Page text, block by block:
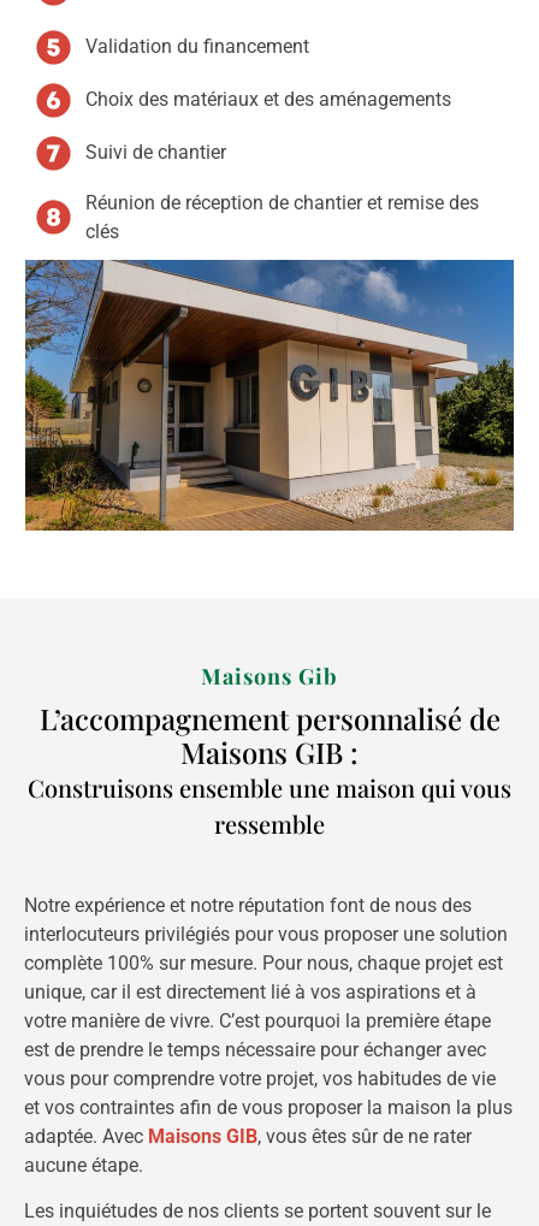
Validation du financement
Choix des matériaux et des aménagements
Suivi de chantier
Réunion de réception de chantier et remise des
clés
Maisons Gib
L’accompagnement personnalisé de
Maisons GIB :
Construisons ensemble une maison qui vous
ressemble
Notre expérience et notre réputation font de nous des
interlocuteurs privilégiés pour vous proposer une solution
complète 100% sur mesure. Pour nous, chaque projet est
unique, car il est directement lié à vos aspirations et à
votre manière de vivre. C’est pourquoi la première étape
est de prendre le temps nécessaire pour échanger avec
vous pour comprendre votre projet, vos habitudes de vie
et vos contraintes afin de vous proposer la maison la plus
adaptée. Avec Maisons GIB, vous êtes sûr de ne rater
aucune étape.
Les inquiétudes de nos clients se portent souvent sur le